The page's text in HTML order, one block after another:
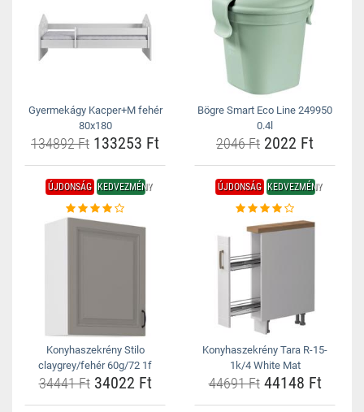
Gyermekágy Kacper+M fehér
80x180
134892 Ft 133253 Ft
Bögre Smart Eco Line 249950
0.4l
2046 Ft 2022 Ft
ÚJDONSÁG KEDVEZMÉNY
Konyhaszekrény Stilo
claygrey/fehér 60g/72 1f
34441 Ft34022 Ft
ÚJDONSÁG KEDVEZMÉNY
Konyhaszekrény Tara R-15-
1k/4 White Mat
44691 Ft44148 Ft